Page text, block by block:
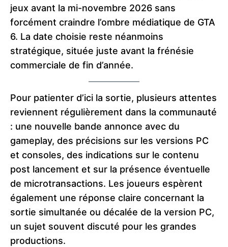
jeux avant la mi-novembre 2026 sans
forcément craindre l’ombre médiatique de GTA
6. La date choisie reste néanmoins
stratégique, située juste avant la frénésie
commerciale de fin d’année.
Pour patienter d’ici la sortie, plusieurs attentes
reviennent régulièrement dans la communauté
: une nouvelle bande annonce avec du
gameplay, des précisions sur les versions PC
et consoles, des indications sur le contenu
post lancement et sur la présence éventuelle
de microtransactions. Les joueurs espèrent
également une réponse claire concernant la
sortie simultanée ou décalée de la version PC,
un sujet souvent discuté pour les grandes
productions.